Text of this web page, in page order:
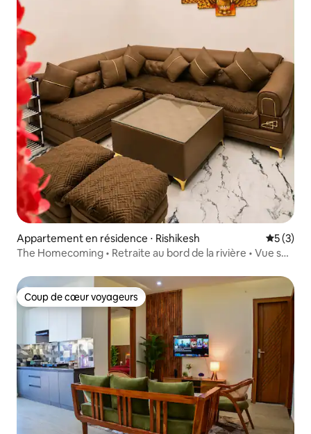
Appartement en résidence ⋅ Rishikesh
5 (3)
The Homecoming • Retraite au bord de la rivière • Vue sur
Coup de cœur voyageurs
Coup de cœur voyageurs